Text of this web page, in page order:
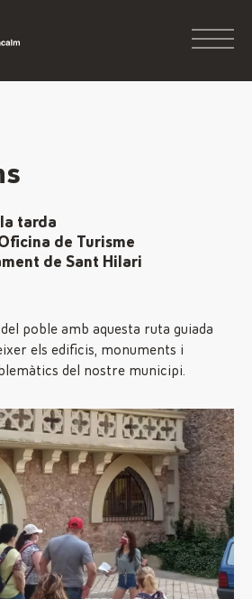
tarda
de Turisme
de Sant Hilari
poble amb aquesta ruta guiada
els edificis, monuments i
del nostre municipi.